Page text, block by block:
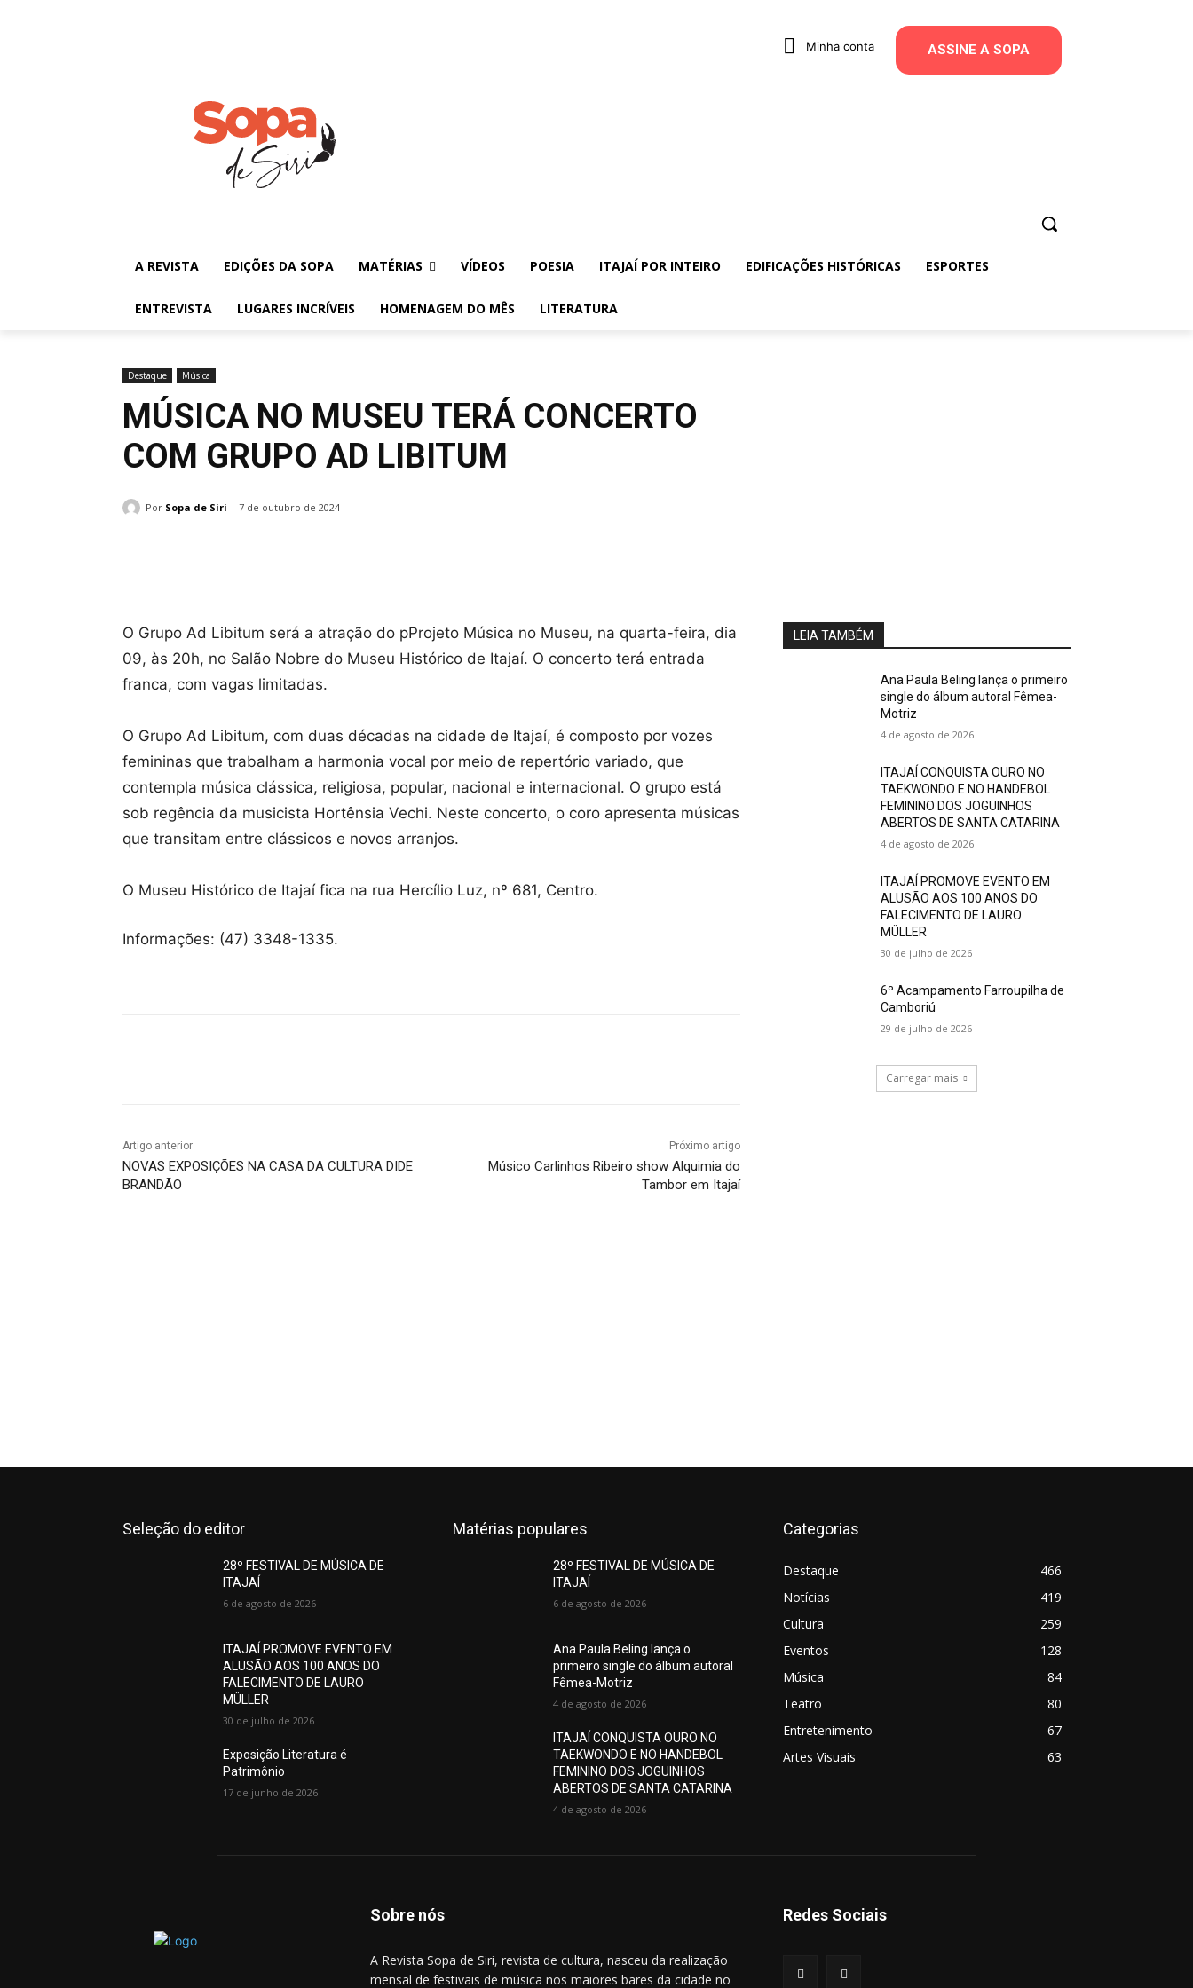
Minha conta ASSINE A SOPA
A REVISTA EDIÇÕES DA SOPA MATÉRIAS VÍDEOS POESIA ITAJAÍ POR INTEIRO EDIFICAÇÕES HISTÓRICAS ESPORTES
ENTREVISTA LUGARES INCRÍVEIS HOMENAGEM DO MÊS LITERATURA
Destaque Música
MÚSICA NO MUSEU TERÁ CONCERTO
COM GRUPO AD LIBITUM
Por Sopa de Siri 7 de outubro de 2024
O Grupo Ad Libitum será a atração do pProjeto Música no Museu, na quarta-feira, dia
09, às 20h, no Salão Nobre do Museu Histórico de Itajaí. O concerto terá entrada
franca, com vagas limitadas.
O Grupo Ad Libitum, com duas décadas na cidade de Itajaí, é composto por vozes
femininas que trabalham a harmonia vocal por meio de repertório variado, que
contempla música clássica, religiosa, popular, nacional e internacional. O grupo está
sob regência da musicista Hortênsia Vechi. Neste concerto, o coro apresenta músicas
que transitam entre clássicos e novos arranjos.
O Museu Histórico de Itajaí fica na rua Hercílio Luz, nº 681, Centro.
Informações: (47) 3348-1335.
Artigo anterior
NOVAS EXPOSIÇÕES NA CASA DA CULTURA DIDE
BRANDÃO
Próximo artigo
Músico Carlinhos Ribeiro show Alquimia do
Tambor em Itajaí
LEIA TAMBÉM
Ana Paula Beling lança o primeiro
single do álbum autoral Fêmea-
Motriz
4 de agosto de 2026
ITAJAÍ CONQUISTA OURO NO
TAEKWONDO E NO HANDEBOL
FEMININO DOS JOGUINHOS
ABERTOS DE SANTA CATARINA
4 de agosto de 2026
ITAJAÍ PROMOVE EVENTO EM
ALUSÃO AOS 100 ANOS DO
FALECIMENTO DE LAURO
MÜLLER
30 de julho de 2026
6º Acampamento Farroupilha de
Camboriú
29 de julho de 2026
Carregar mais
Seleção do editor
28º FESTIVAL DE MÚSICA DE
ITAJAÍ
6 de agosto de 2026
ITAJAÍ PROMOVE EVENTO EM
ALUSÃO AOS 100 ANOS DO
FALECIMENTO DE LAURO
MÜLLER
30 de julho de 2026
Exposição Literatura é
Patrimônio
17 de junho de 2026
Matérias populares
28º FESTIVAL DE MÚSICA DE
ITAJAÍ
6 de agosto de 2026
Ana Paula Beling lança o
primeiro single do álbum autoral
Fêmea-Motriz
4 de agosto de 2026
ITAJAÍ CONQUISTA OURO NO
TAEKWONDO E NO HANDEBOL
FEMININO DOS JOGUINHOS
ABERTOS DE SANTA CATARINA
4 de agosto de 2026
Categorias
Destaque
466
Notícias
419
Cultura
259
Eventos
128
Música
84
Teatro
80
Entretenimento
67
Artes Visuais
63
Sobre nós
A Revista Sopa de Siri, revista de cultura, nasceu da realização
mensal de festivais de música nos maiores bares da cidade no
Redes Sociais